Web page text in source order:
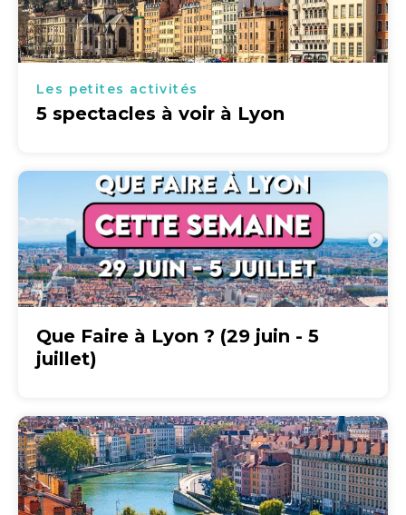
Les petites activités
5 spectacles à voir à Lyon
Que Faire à Lyon ? (29 juin - 5
juillet)